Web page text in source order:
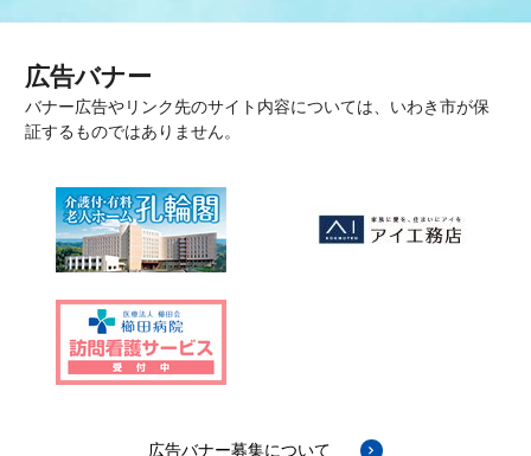
広告バナー
バナー広告やリンク先のサイト内容については、いわき市が保
証するものではありません。
広告バナー募集について